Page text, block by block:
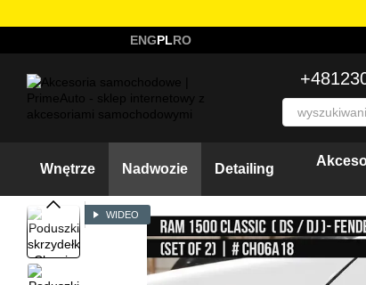
ENGPLRO
Wnętrze Nadwozie Detailing
WIDEO